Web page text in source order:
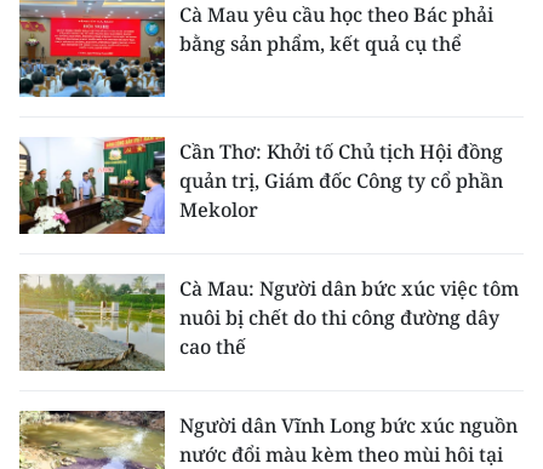
Cà Mau yêu cầu học theo Bác phải
bằng sản phẩm, kết quả cụ thể
Cần Thơ: Khởi tố Chủ tịch Hội đồng
quản trị, Giám đốc Công ty cổ phần
Mekolor
Cà Mau: Người dân bức xúc việc tôm
nuôi bị chết do thi công đường dây
cao thế
Người dân Vĩnh Long bức xúc nguồn
nước đổi màu kèm theo mùi hôi tại